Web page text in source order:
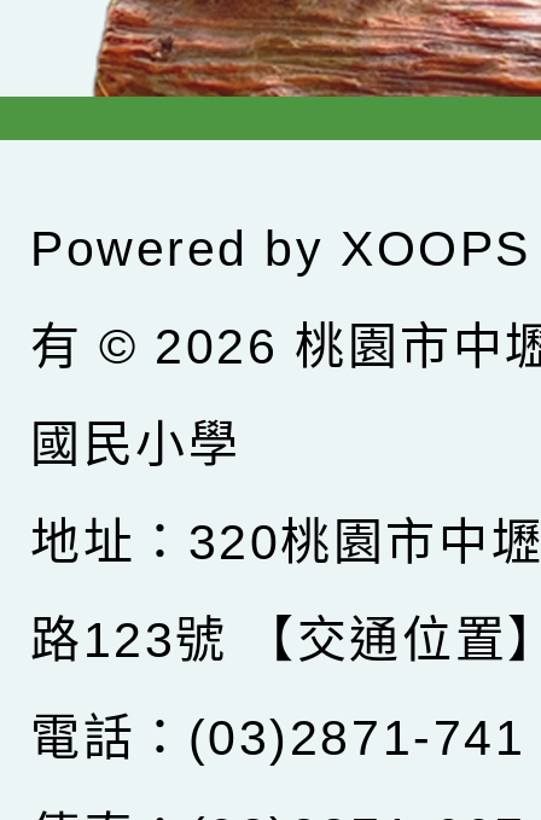
Powered by XOOPS
有 © 2026 桃園市中
國民小學
地址：320桃園市中
路123號
【交通位置
電話：(03)2871-741